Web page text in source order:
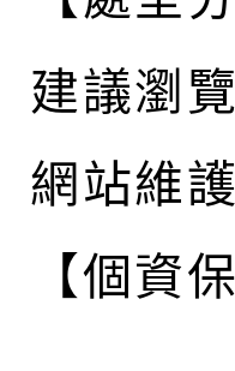
建議瀏
網站維
【個資